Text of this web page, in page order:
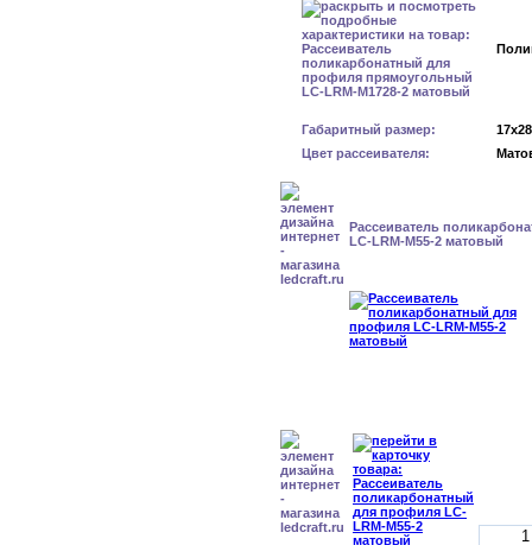
Габаритный размер:
Цвет рассеивателя:
Рассеиватель
LC-LRM-M55-2 матовый